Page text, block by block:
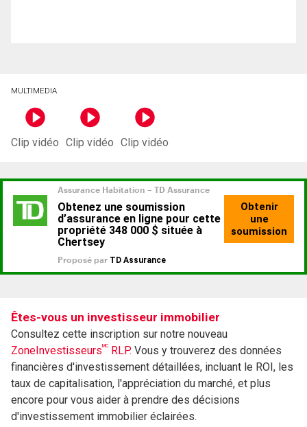
MULTIMEDIA
Clip vidéo Clip vidéo Clip vidéo
Êtes-vous un investisseur immobilier
Consultez cette inscription sur notre nouveau
ZoneInvestisseursMC RLP. Vous y trouverez des données
financières d'investissement détaillées, incluant le ROI, les
taux de capitalisation, l'appréciation du marché, et plus
encore pour vous aider à prendre des décisions
d'investissement immobilier éclairées.